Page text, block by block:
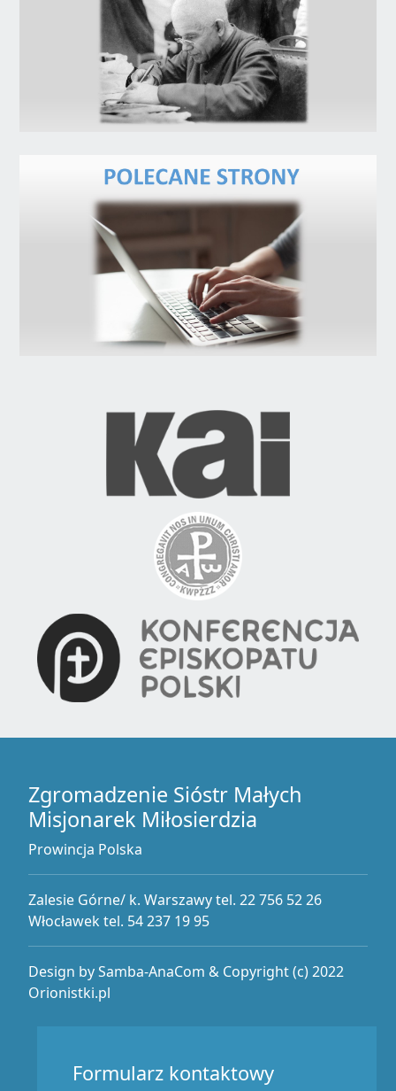
Zgromadzenie Sióstr Małych
Misjonarek Miłosierdzia
Prowincja Polska
Zalesie Górne/ k. Warszawy tel. 22 756 52 26
Włocławek tel. 54 237 19 95
Design by Samba-AnaCom & Copyright (c) 2022
Orionistki.pl
Formularz kontaktowy